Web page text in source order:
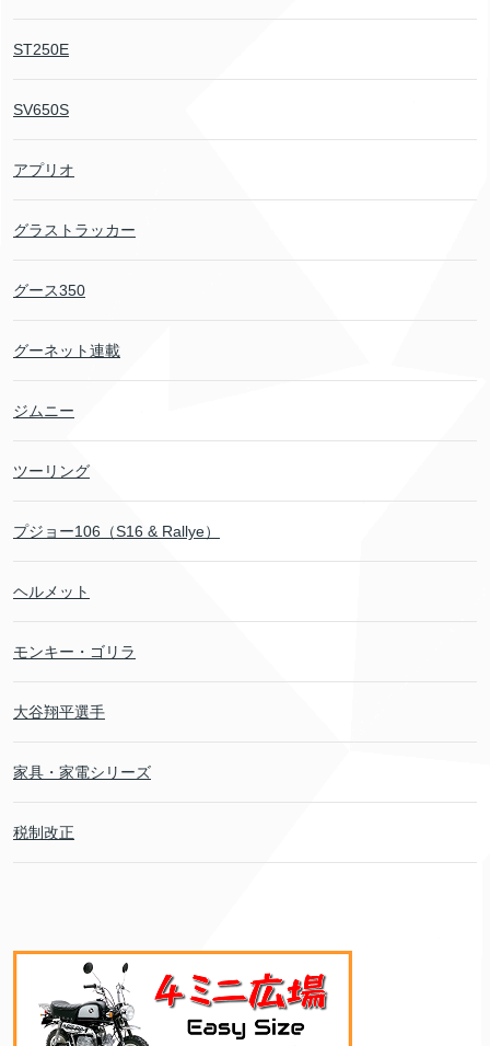
ST250E
SV650S
アプリオ
グラストラッカー
グース350
グーネット連載
ジムニー
ツーリング
プジョー106（S16 & Rallye）
ヘルメット
モンキー・ゴリラ
大谷翔平選手
家具・家電シリーズ
税制改正